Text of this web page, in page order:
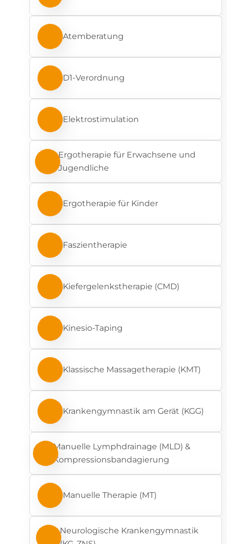
Atemberatung
D1-Verordnung
Elektrostimulation
Ergotherapie für Erwachsene und
Jugendliche
Ergotherapie für Kinder
Faszientherapie
Kiefergelenkstherapie (CMD)
Kinesio-Taping
Klassische Massagetherapie (KMT)
Krankengymnastik am Gerät (KGG)
Manuelle Lymphdrainage (MLD) &
Kompressionsbandagierung
Manuelle Therapie (MT)
Neurologische Krankengymnastik